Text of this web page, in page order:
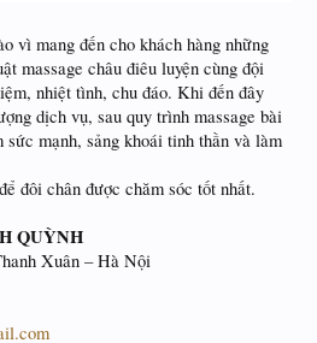
vì mang đến cho khách hàng những
massage châu điêu luyện cùng đội
nhiệt tình, chu đáo. Khi đến đây
dịch vụ, sau quy trình massage bài
sức mạnh, sảng khoái tinh thần và làm
đôi chân được chăm sóc tốt nhất.
QUỲNH
Xuân – Hà Nội